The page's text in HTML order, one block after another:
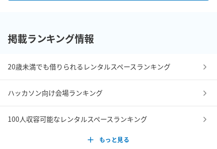
掲載ランキング情報
20歳未満でも借りられるレンタルスペースランキング
ハッカソン向け会場ランキング
100人収容可能なレンタルスペースランキング
もっと見る